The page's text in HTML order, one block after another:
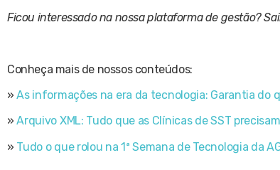
Ficou interessado na nossa plataforma de gestão?
Conheça mais de nossos conteúdos:
»As informações na era da tecnologia: Garantia do
»Arquivo XML: Tudo que as Clínicas de SST
» Tudo o que rolou na 1ª Semana de Tecnologia da